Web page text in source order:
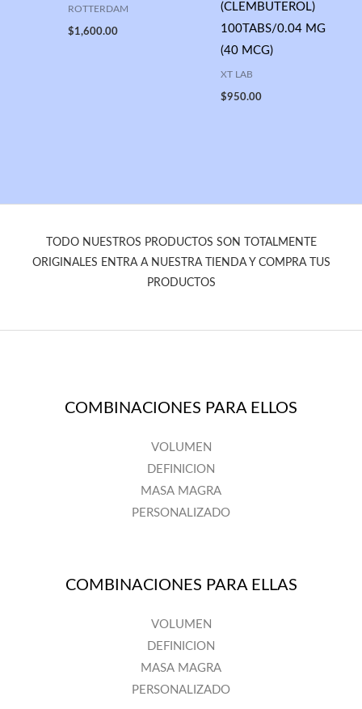
ROTTERDAM
$1,600.00
(CLEMBUTEROL)
100TABS/0.04 MG
(40 MCG)
XT LAB
$950.00
TODO NUESTROS PRODUCTOS SON TOTALMENTE
ORIGINALES ENTRA A NUESTRA TIENDA Y COMPRA TUS
PRODUCTOS
COMBINACIONES PARA ELLOS
VOLUMEN
DEFINICION
MASA MAGRA
PERSONALIZADO
COMBINACIONES PARA ELLAS
VOLUMEN
DEFINICION
MASA MAGRA
PERSONALIZADO